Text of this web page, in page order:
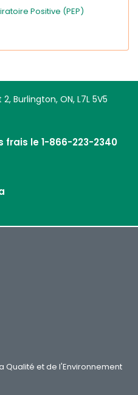
Positive (PEP)
Burlington, ON, L7L 5V5
frais le 1-866-223-2340
Qualité et de l'Environnement